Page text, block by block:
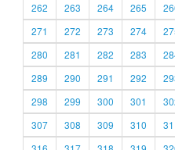
262
263 264 265
271
272 273 274
280
281 282 283
289
290 291 292
298
299 300 301
307
308 309 310